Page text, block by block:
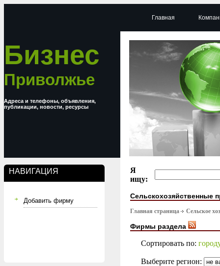
Бизнес
Приволжье
Адреса и телефоны, объявления,
публикации, новости, ресурсы
НАВИГАЦИЯ
Добавить фирму
Главная
Я
ищу:
Сельскохозяйственные
Главная страница Сельское
Фирмы раздела
Сортировать по:
Выберите регион: